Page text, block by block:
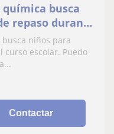
busca
repaso durante
clases de
imparte en
niños para
curso escolar. Puedo
Contactar